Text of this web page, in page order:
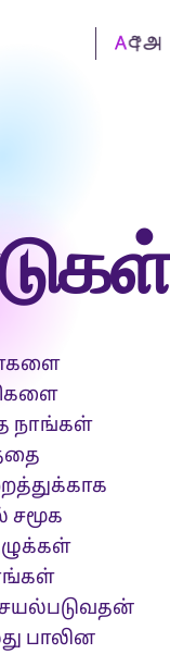
நாங்கள்
சமூக
பாலின